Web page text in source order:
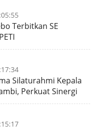
Terbitkan SE
Silaturahmi Kepala
Perkuat Sinergi